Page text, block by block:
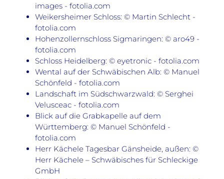
images - fotolia.com
Weikersheimer Schloss: © Martin Schlecht -
fotolia.com
Hohenzollernschloss Sigmaringen: © aro49 -
fotolia.com
Schloss Heidelberg: © eyetronic - fotolia.com
Wental auf der Schwäbischen Alb: © Manuel
Schönfeld - fotolia.com
Landschaft im Südschwarzwald: © Serghei
Velusceac - fotolia.com
Blick auf die Grabkapelle auf dem
Württemberg: © Manuel Schönfeld -
fotolia.com
Herr Kächele Tagesbar Gänsheide, außen: ©
Herr Kächele – Schwäbisches für Schleckige
GmbH